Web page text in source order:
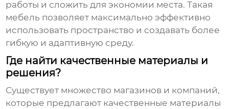
работы и сложить для экономии места. Такая
мебель позволяет максимально эффективно
использовать пространство и создавать более
гибкую и адаптивную среду.
Где найти качественные материалы и
решения?
Существует множество магазинов и компаний,
которые предлагают качественные материалы